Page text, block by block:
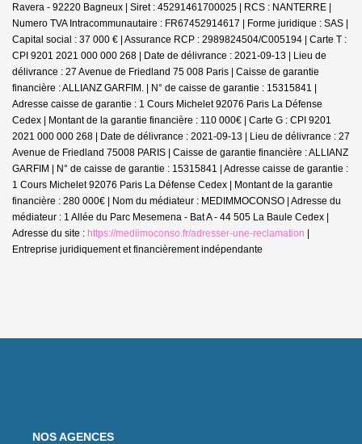
Ravera - 92220 Bagneux | Siret : 45291461700025 | RCS : NANTERRE |
Numero TVA Intracommunautaire : FR67452914617 | Forme juridique : SAS |
Capital social : 37 000 € | Assurance RCP : 2989824504/C005194 | Carte T :
CPI 9201 2021 000 000 268 | Date de délivrance : 2021-09-13 | Lieu de
délivrance : 27 Avenue de Friedland 75 008 Paris | Caisse de garantie
financière : ALLIANZ GARFIM. | N° de caisse de garantie : 15315841 |
Adresse caisse de garantie : 1 Cours Michelet 92076 Paris La Défense
Cedex | Montant de la garantie financière : 110 000€ | Carte G : CPI 9201
2021 000 000 268 | Date de délivrance : 2021-09-13 | Lieu de délivrance : 27
Avenue de Friedland 75008 PARIS | Caisse de garantie financière : ALLIANZ
GARFIM | N° de caisse de garantie : 15315841 | Adresse caisse de garantie :
1 Cours Michelet 92076 Paris La Défense Cedex | Montant de la garantie
financière : 280 000€ | Nom du médiateur : MEDIMMOCONSO | Adresse du
médiateur : 1 Allée du Parc Mesemena - Bat A - 44 505 La Baule Cedex |
Adresse du site : https://mediimoconso.fr/adresser-une-reclamation |
Entreprise juridiquement et financièrement indépendante
NOS AGENCES